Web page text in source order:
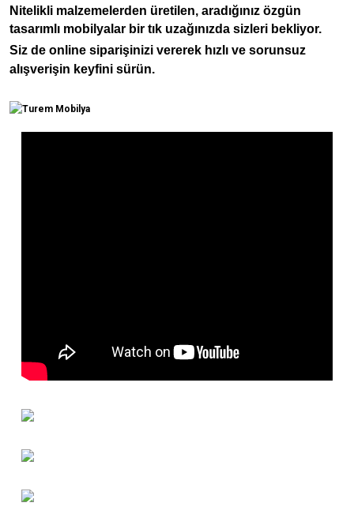
Nitelikli malzemelerden üretilen, aradığınız özgün
tasarımlı mobilyalar bir tık uzağınızda sizleri bekliyor.
Siz de online siparişinizi vererek hızlı ve sorunsuz
alışverişin keyfini sürün.